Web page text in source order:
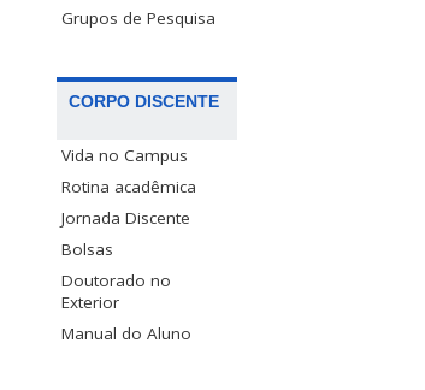
Grupos de Pesquisa
CORPO DISCENTE
Vida no Campus
Rotina acadêmica
Jornada Discente
Bolsas
Doutorado no
Exterior
Manual do Aluno